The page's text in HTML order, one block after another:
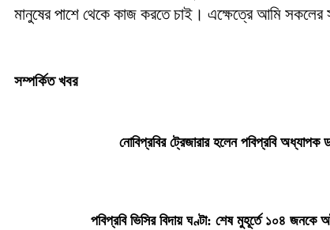
মানুষের পাশে থেকে কাজ করতে চাই। এক্ষেত্রে আমি সকলের
সম্পর্কিত খবর
নোবিপ্রবির ট্রেজারার হলেন পবিপ্রবি অধ্যাপক
পবিপ্রবি ভিসির বিদায় ঘণ্টা: শেষ মুহূর্তে ১০৪